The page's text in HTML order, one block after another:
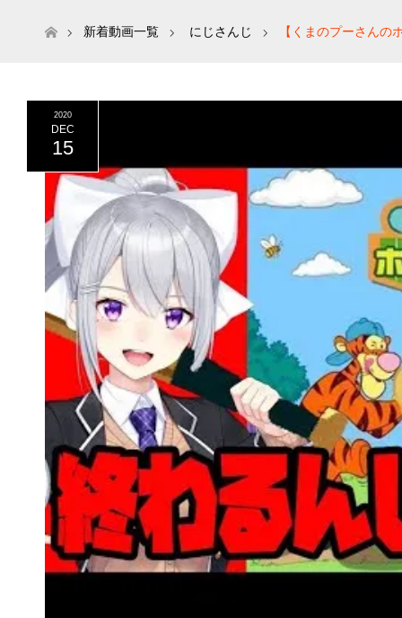
ホーム新着動画一覧 にじさんじ 【くまのプーさん
2020
DEC
15